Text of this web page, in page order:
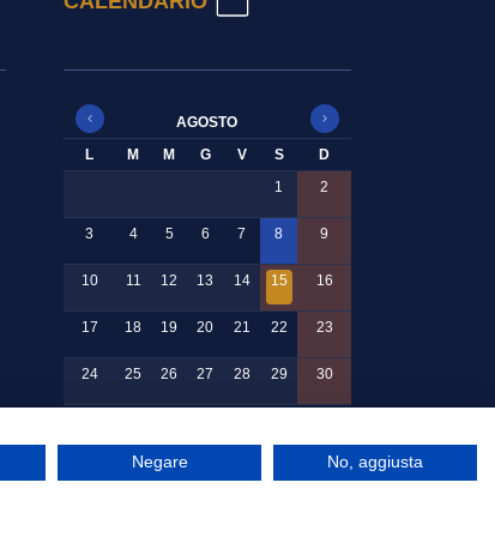
AGOSTO
L M M G V S D
1 2
3 4 5 6 7 8 9
10 11 12 13 14 15 16
17 18 19 20 21 22 23
24 25 26 27 28 29 30
Negare No, aggiusta